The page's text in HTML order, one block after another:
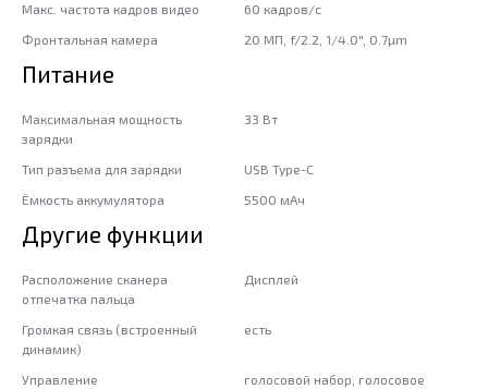
Макс. частота кадров видео
60 кадров/с
Фронтальная камера
20 МП, f/2.2, 1/4.0", 0.7µm
Питание
Максимальная мощность
зарядки
33 Вт
Тип разъема для зарядки
USB Type-C
Ёмкость аккумулятора
5500 мАч
Другие функции
Расположение сканера
отпечатка пальца
Дисплей
Громкая связь (встроенный
динамик)
есть
Управление
голосовой набор, голосовое